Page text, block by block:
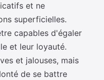
et ne
superficielles.
capables d'égaler
et leur loyauté.
et jalouses, mais
de se battre